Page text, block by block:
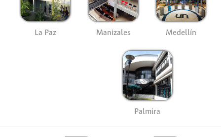
La Paz Manizales Medellín
Palmira